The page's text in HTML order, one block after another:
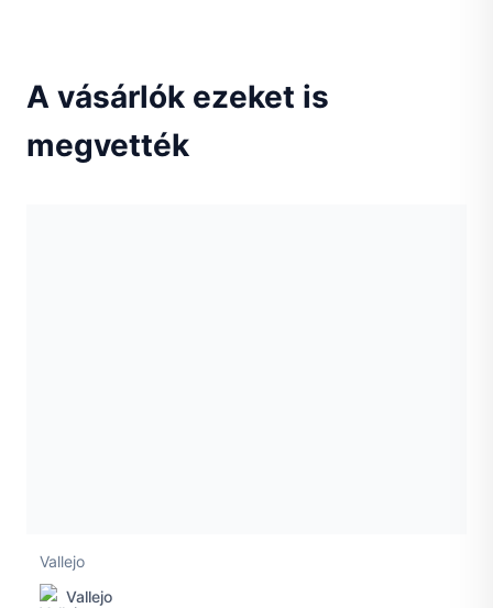
A vásárlók ezeket is
megvették
Vallejo
Vallejo